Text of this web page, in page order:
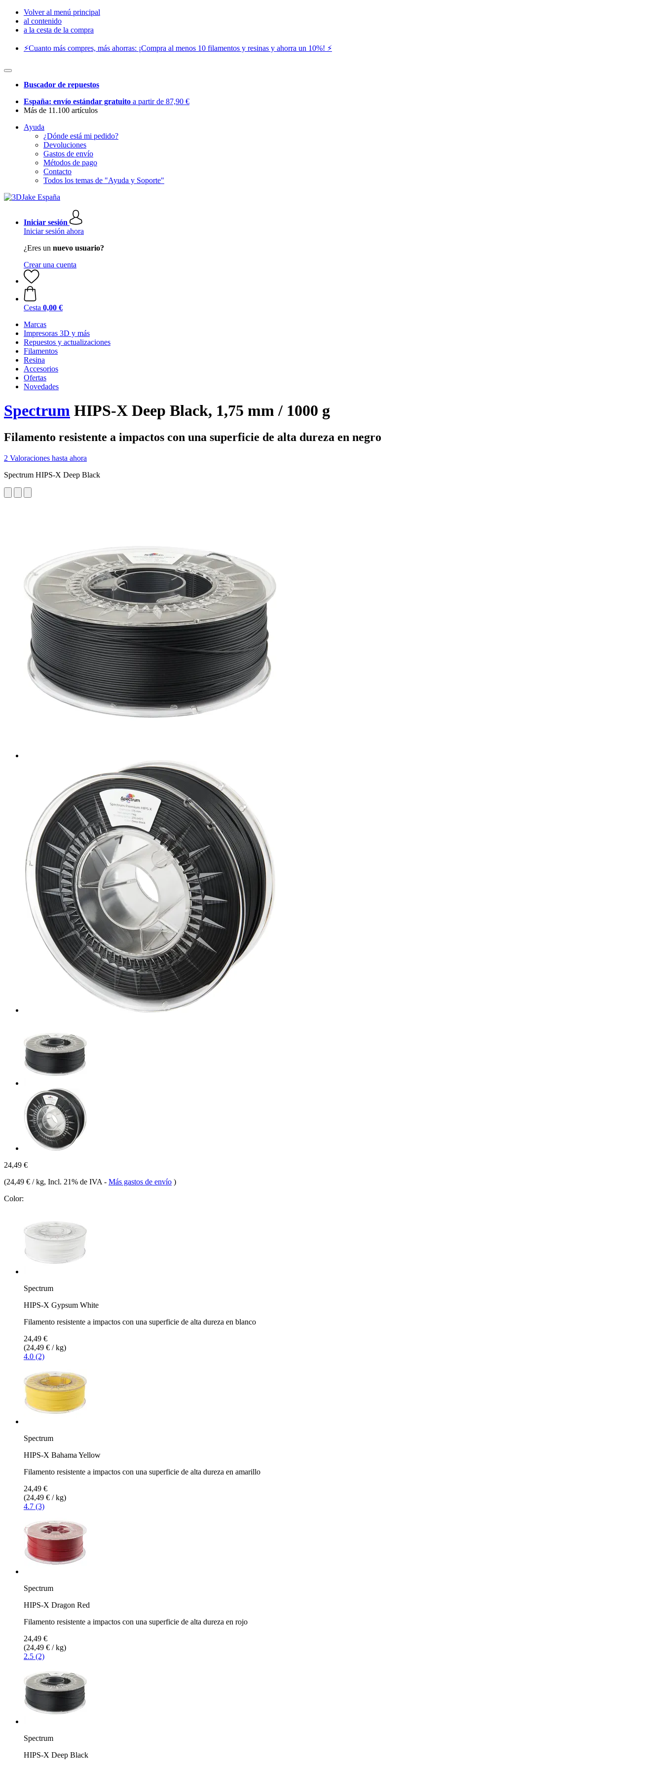
Volver al menú principal
al contenido
a la cesta de la compra
⚡️Cuanto más compres, más ahorras: ¡Compra al menos 10 filamentos y resinas y ahorra un 10%! ⚡️
Buscador de repuestos
España: envío estándar gratuito a partir de 87,90 €
Más de 11.100 artículos
Ayuda
¿Dónde está mi pedido?
Devoluciones
Gastos de envío
Métodos de pago
Contacto
Todos los temas de "Ayuda y Soporte"
Iniciar sesión
Iniciar sesión ahora
¿Eres un nuevo usuario?
Crear una cuenta
Cesta 0,00 €
Marcas
Impresoras 3D y más
Repuestos y actualizaciones
Filamentos
Resina
Accesorios
Ofertas
Novedades
Spectrum HIPS-X Deep Black, 1,75 mm / 1000 g
Filamento resistente a impactos con una superficie de alta dureza en negro
2 Valoraciones hasta ahora
Spectrum HIPS-X Deep Black
24,49 €
(24,49 € / kg, Incl. 21% de IVA - Más gastos de envío )
Color:
Spectrum
HIPS-X Gypsum White
Filamento resistente a impactos con una superficie de alta dureza en blanco
24,49 €
(24,49 € / kg)
4.0 (2)
Spectrum
HIPS-X Bahama Yellow
Filamento resistente a impactos con una superficie de alta dureza en amarillo
24,49 €
(24,49 € / kg)
4.7 (3)
Spectrum
HIPS-X Dragon Red
Filamento resistente a impactos con una superficie de alta dureza en rojo
24,49 €
(24,49 € / kg)
2.5 (2)
Spectrum
HIPS-X Deep Black